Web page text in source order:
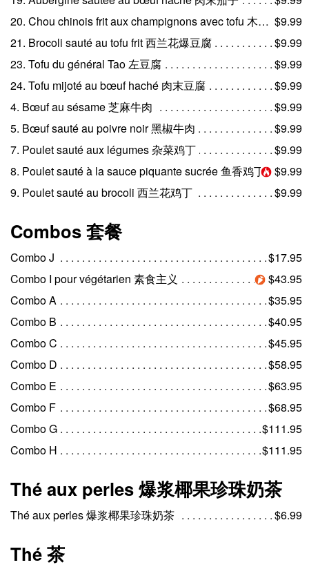
20. Chou chinois frit aux champignons avec tofu 木耳白菜爆豆腐 $9.99
21. Brocoli sauté au tofu frit 西兰花爆豆腐
$9.99
23. Tofu du général Tao 左豆腐
$9.99
24. Tofu mijoté au bœuf haché 肉末豆腐
$9.99
4. Bœuf au sésame 芝麻牛肉
$9.99
5. Bœuf sauté au poivre noir 黑椒牛肉
$9.99
7. Poulet sauté aux légumes 杂菜鸡丁
$9.99
8. Poulet sauté à la sauce piquante sucrée 鱼香鸡丁
$9.99
9. Poulet sauté au brocoli 西兰花鸡丁
$9.99
Combos 套餐
Combo J
$17.95
Combo I pour végétarien 素食主义
$43.95
Combo A
$35.95
Combo B
$40.95
Combo C
$45.95
Combo D
$58.95
Combo E
$63.95
Combo F
$68.95
Combo G
$111.95
Combo H
$111.95
Thé aux perles 爆浆椰果珍珠奶茶
Thé aux perles 爆浆椰果珍珠奶茶 $6.99
Thé 茶